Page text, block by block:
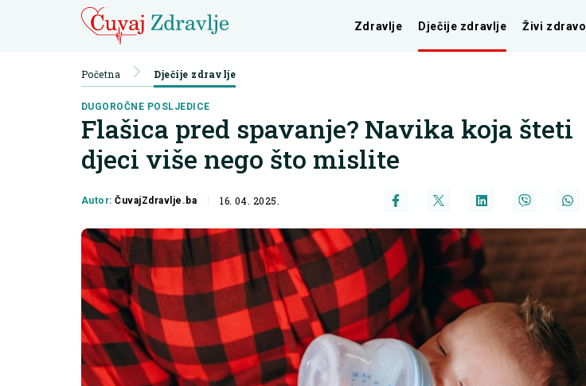
Zdravlje Dječije zdravlje Živi zdravo
Početna Dječije zdravlje
DUGOROČNE POSLJEDICE
Flašica pred spavanje? Navika koja šteti
djeci više nego što mislite
Autor:ČuvajZdravlje.ba 16. 04. 2025.